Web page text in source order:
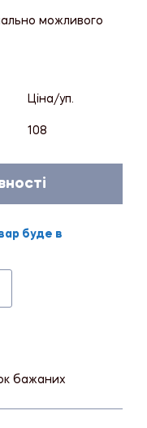
можливого
Ціна/уп.
108
буде в
бажаних